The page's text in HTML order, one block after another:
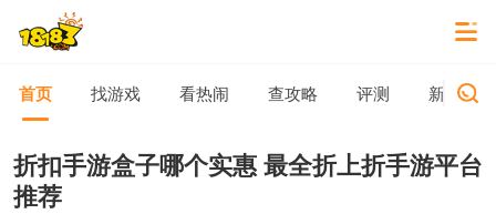
首页 找游戏 看热闹 查攻略 评测 新游动态
折扣手游盒子哪个实惠 最全折上折手游平台
推荐